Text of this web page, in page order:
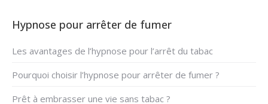
Hypnose pour arrêter de fumer
Les avantages de l’hypnose pour l’arrêt du tabac
Pourquoi choisir l’hypnose pour arrêter de fumer ?
Prêt à embrasser une vie sans tabac ?